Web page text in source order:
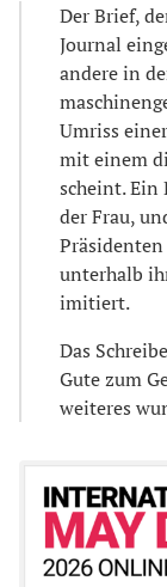
Der Brief,
Journal
andere in
Umriss
mit einem
scheint. Ein
der Frau,
unterhalb
imitiert.
Das
Gute zum
weiteres